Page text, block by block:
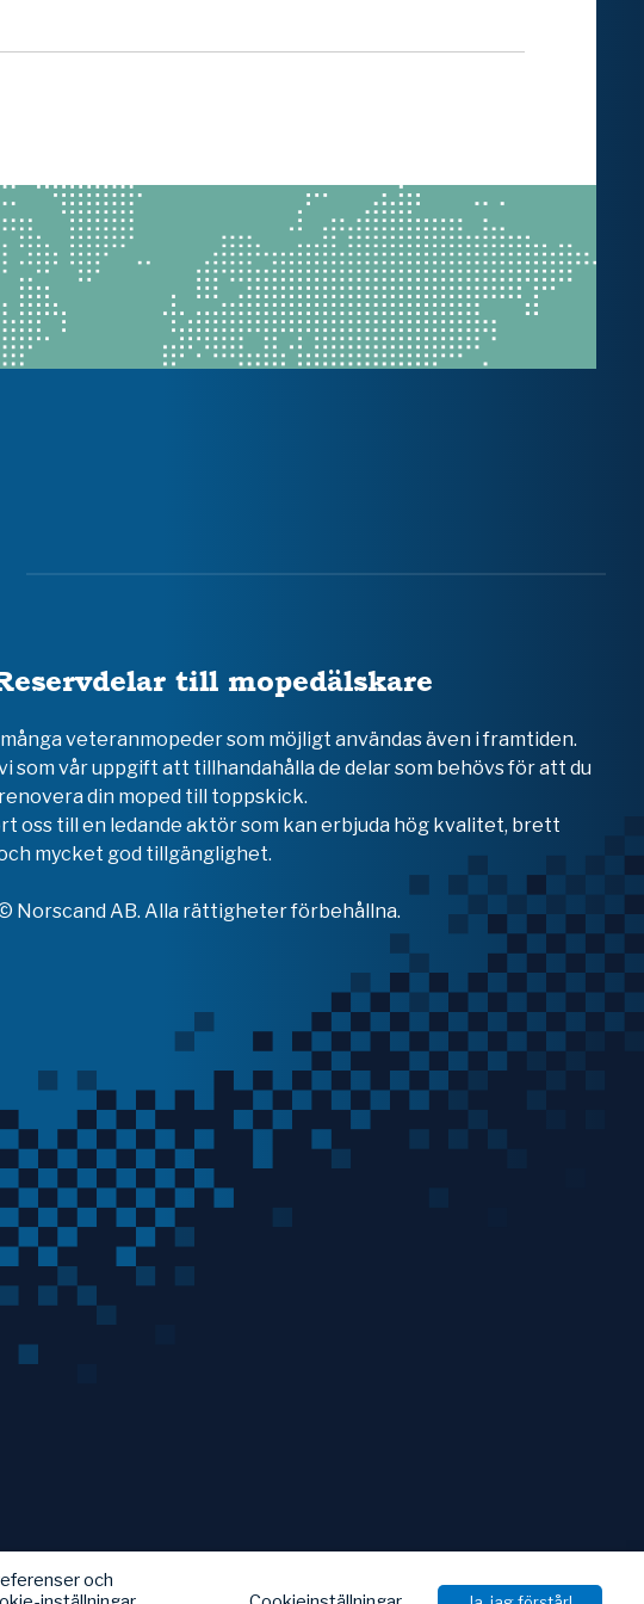
till mopedälskare
många veteranmopeder som möjligt användas även i framtiden.
som vår uppgift att tillhandahålla de delar som behövs för att du
din moped till toppskick.
oss till en ledande aktör som kan erbjuda hög kvalitet, brett
mycket god tillgänglighet.
Norscand AB. Alla rättigheter förbehållna.
och